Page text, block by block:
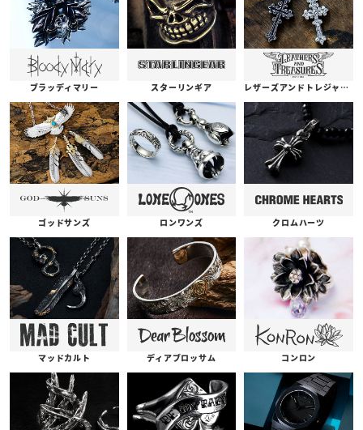
ブラッディマリー スターリンギア レザーズアンドトレジャーズ
ゴッドサンズ ロンワンズ クロムハーツ
マッドカルト ディアブロッサム コンロン